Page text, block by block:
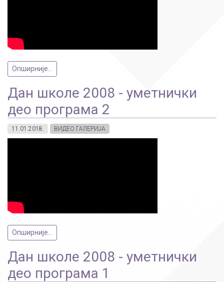
Опширније...
Дан школе 2008 - уметнички
део програма 2
11.01.2018. ВИДЕО ГАЛЕРИЈА
Опширније...
Дан школе 2008 - уметнички
део програма 1